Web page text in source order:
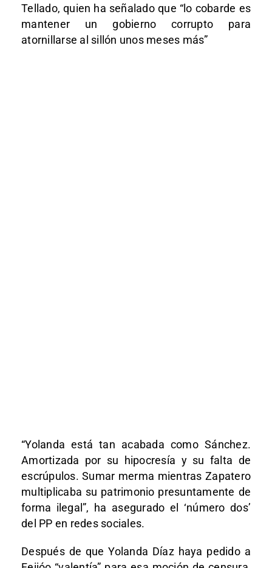
Tellado, quien ha señalado que “lo cobarde es
mantener un gobierno corrupto para
atornillarse al sillón unos meses más”
“Yolanda está tan acabada como Sánchez.
Amortizada por su hipocresía y su falta de
escrúpulos. Sumar merma mientras Zapatero
multiplicaba su patrimonio presuntamente de
forma ilegal”, ha asegurado el ‘número dos’
del PP en redes sociales.
Después de que Yolanda Díaz haya pedido a